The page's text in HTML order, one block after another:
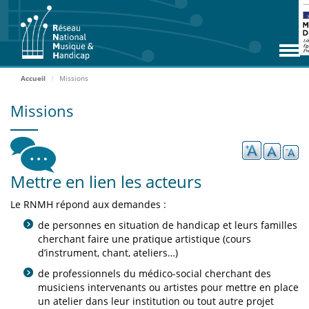
RNMH
Missions
Adhérents
Espace ressources
Contact
Accueil
ADHÉRER
ACCÈS EXTRANET
contenu
principal
Accueil Missions
Missions
Mettre en lien les acteurs
Le RNMH répond aux demandes :
de personnes en situation de handicap et leurs familles
cherchant faire une pratique artistique (cours
d’instrument, chant, ateliers…)
de professionnels du médico-social cherchant des
musiciens intervenants ou artistes pour mettre en place
un atelier dans leur institution ou tout autre projet